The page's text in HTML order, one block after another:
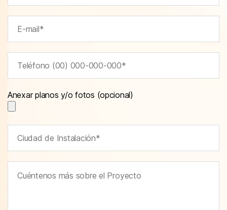
Anexar planos y/o fotos (opcional)